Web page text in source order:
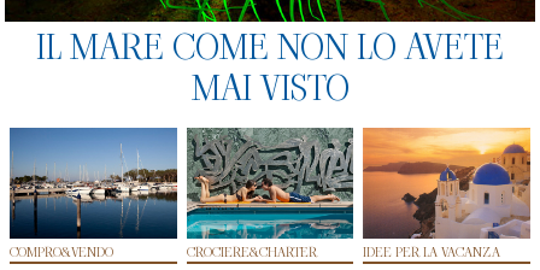
IL MARE COME NON LO AVETE
MAI VISTO
COMPRO&VENDO CROCIERE&CHARTER IDEE PER LA VACANZA